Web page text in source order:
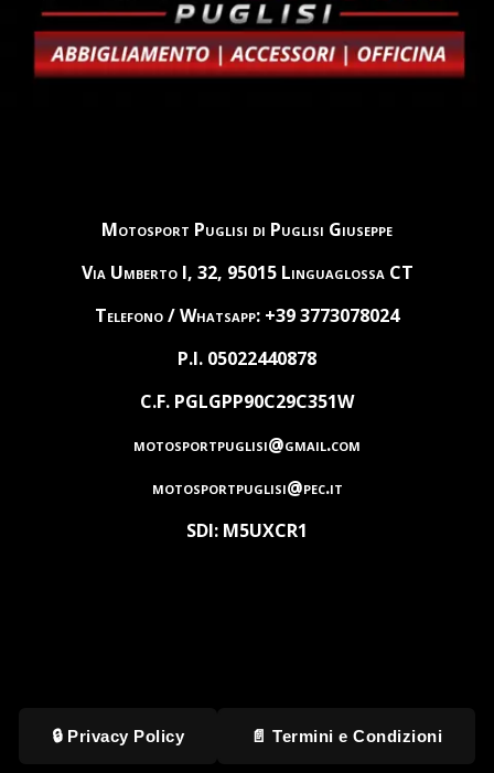
Motosport Puglisi di Puglisi Giuseppe
Via Umberto I, 32, 95015 Linguaglossa CT
Telefono / Whatsapp: +39 3773078024
P.I. 05022440878
C.F. PGLGPP90C29C351W
motosportpuglisi@gmail.com
motosportpuglisi@pec.it
SDI: M5UXCR1
🔒 Privacy Policy 📄 Termini e Condizioni